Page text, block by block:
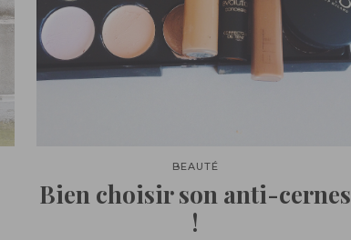
BEAUTÉ
Bien choisir son anti-cernes
!